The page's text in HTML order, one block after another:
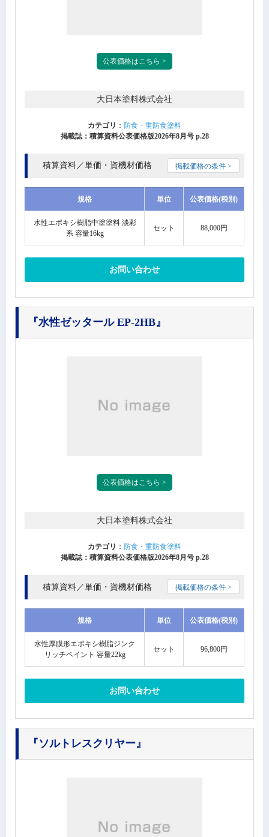
公表価格はこちら >
大日本塗料株式会社
カテゴリ ： 防食・重防食塗料
掲載誌：積算資料公表価格版2026年8月号 p.28
積算資料／単価・資機材価格 掲載価格の条件 >
規格 単位 公表価格(税別)
水性エポキシ樹脂中塗塗料 淡彩
系 容量16kg
セット 88,000円
お問い合わせ
『水性ゼッタール EP-2HB』
公表価格はこちら >
大日本塗料株式会社
カテゴリ ： 防食・重防食塗料
掲載誌：積算資料公表価格版2026年8月号 p.28
積算資料／単価・資機材価格 掲載価格の条件 >
規格 単位 公表価格(税別)
水性厚膜形エポキシ樹脂ジンク
リッチペイント 容量22kg
セット 96,800円
お問い合わせ
『ソルトレスクリヤー』